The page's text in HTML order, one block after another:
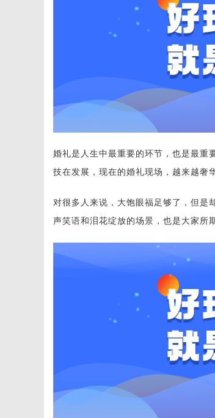
婚礼是人生中最重要的环节，也是最重
技在发展，现在的婚礼现场，越来越奢
对很多人来说，大饱眼福足够了，但是
声笑语和泪花绽放的场景，也是大家所